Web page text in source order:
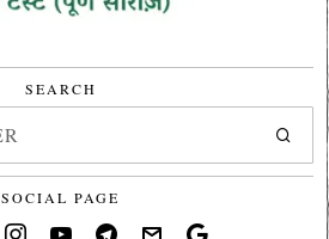
SEARCH
SOCIAL PAGE